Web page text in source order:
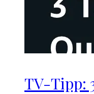
TV-Tipp: